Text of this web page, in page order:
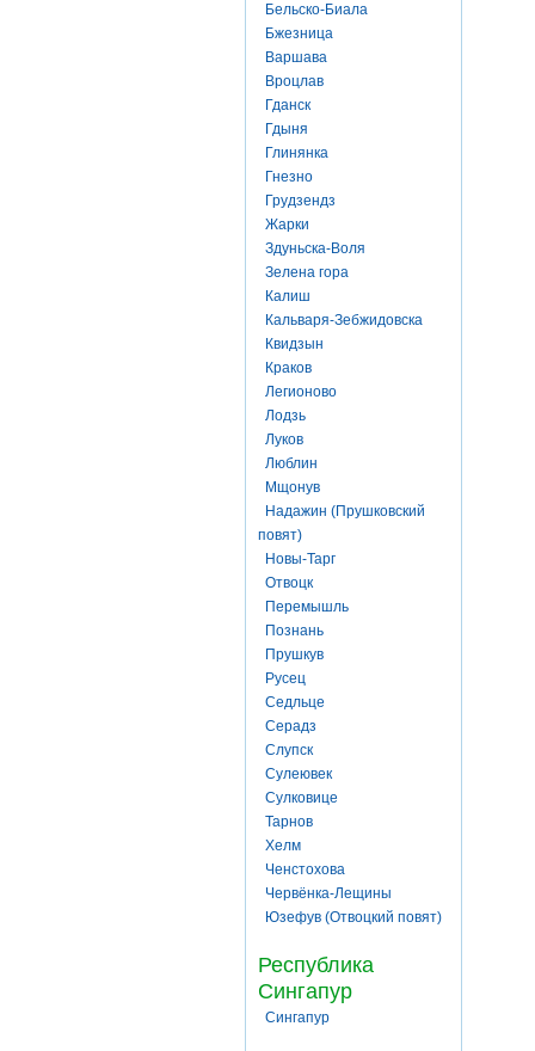
Бельско-Биала
Бжезница
Варшава
Вроцлав
Гданск
Гдыня
Глинянка
Гнезно
Грудзендз
Жарки
Здуньска-Воля
Зелена гора
Калиш
Кальваря-Зебжидовска
Квидзын
Краков
Легионово
Лодзь
Луков
Люблин
Мщонув
Надажин (Прушковский
повят)
Новы-Тарг
Отвоцк
Перемышль
Познань
Прушкув
Русец
Седльце
Серадз
Слупск
Сулеювек
Сулковице
Тарнов
Хелм
Ченстохова
Червёнка-Лещины
Юзефув (Отвоцкий повят)
Республика
Сингапур
Сингапур